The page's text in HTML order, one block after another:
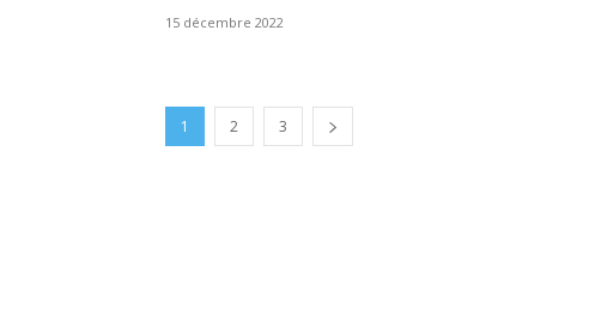
15 décembre 2022
1 2 3